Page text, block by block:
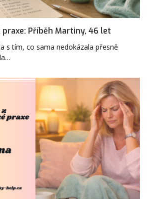
Příběh Martiny, 46 let
s tím, co sama nedokázala přesně